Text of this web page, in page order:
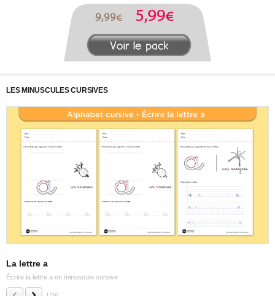
LES MINUSCULES CURSIVES
La lettre a
Écrire la lettre a en minuscule cursive